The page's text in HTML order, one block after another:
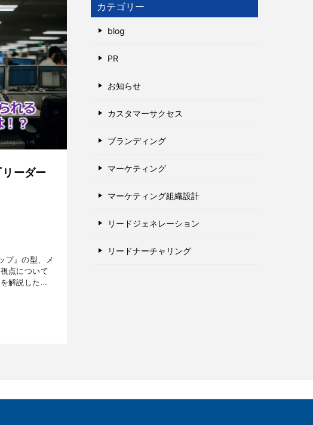
ーダー
プ』の型、メ
点について
解説した完
カテゴリー
blog
PR
お知らせ
カスタマーサクセス
ブランディング
マーケティング
マーケティング組織設計
リードジェネレーション
リードナーチャリング